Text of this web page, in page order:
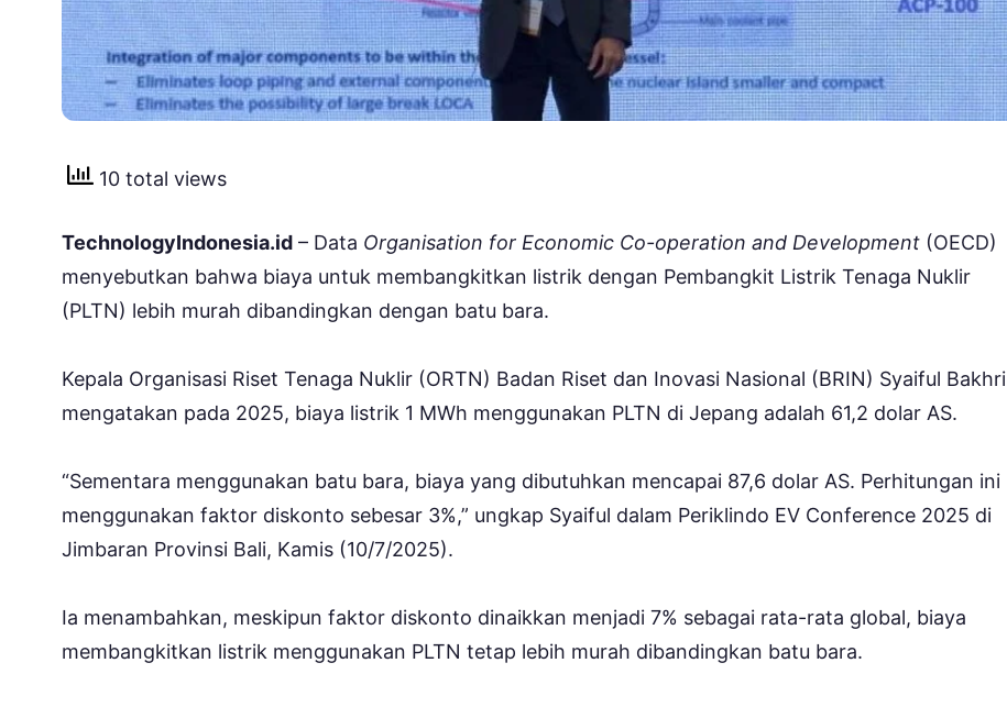
10 total views
TechnologyIndonesia.id – Data Organisation for Economic Co-operation and Development (OECD)
menyebutkan bahwa biaya untuk membangkitkan listrik dengan Pembangkit Listrik Tenaga Nuklir
(PLTN) lebih murah dibandingkan dengan batu bara.
Kepala Organisasi Riset Tenaga Nuklir (ORTN) Badan Riset dan Inovasi Nasional (BRIN) Syaiful Bakhri
mengatakan pada 2025, biaya listrik 1 MWh menggunakan PLTN di Jepang adalah 61,2 dolar AS.
“Sementara menggunakan batu bara, biaya yang dibutuhkan mencapai 87,6 dolar AS. Perhitungan ini
menggunakan faktor diskonto sebesar 3%,” ungkap Syaiful dalam Periklindo EV Conference 2025 di
Jimbaran Provinsi Bali, Kamis (10/7/2025).
Ia menambahkan, meskipun faktor diskonto dinaikkan menjadi 7% sebagai rata-rata global, biaya
membangkitkan listrik menggunakan PLTN tetap lebih murah dibandingkan batu bara.